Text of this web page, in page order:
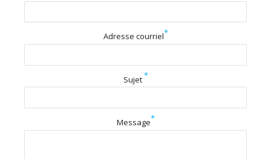
Adresse courriel*
Sujet*
Message*